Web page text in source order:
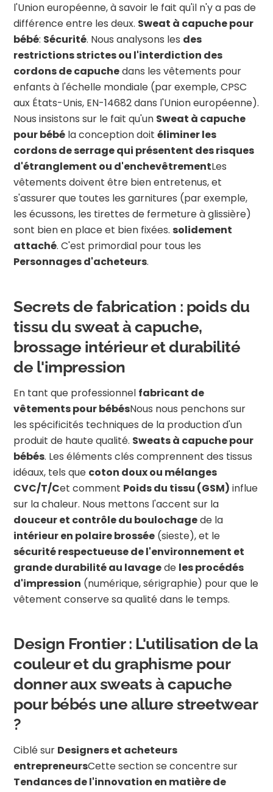
l'Union européenne, à savoir le fait qu'il n'y a pas de
différence entre les deux. Sweat à capuche pour
bébé: Sécurité. Nous analysons les des
restrictions strictes ou l'interdiction des
cordons de capuchedans les vêtements pour
enfants à l'échelle mondiale (par exemple, CPSC
aux États-Unis, EN-14682 dans l'Union européenne).
Nous insistons sur le fait qu'un Sweat à capuche
pour bébé la conception doitéliminer les
cordons de serrage qui présentent des risques
d'étranglement ou d'enchevêtrementLes
vêtements doivent être bien entretenus, et
s'assurer que toutes les garnitures (par exemple,
les écussons, les tirettes de fermeture à glissière)
sont bien en place et bien fixées. solidement
attaché. C'est primordial pour tous les
Personnages d'acheteurs.
Secrets de fabrication : poids du
tissu du sweat à capuche,
brossage intérieur et durabilité
de l'impression
En tant que professionnel fabricant de
vêtements pour bébésNous nous penchons sur
les spécificités techniques de la production d'un
produit de haute qualité. Sweats à capuche pour
bébés. Les éléments clés comprennent des tissus
idéaux, tels que coton doux ou mélanges
CVC/T/Cet comment Poids du tissu (GSM) influe
sur la chaleur. Nous mettons l'accent sur la
douceur et contrôle du boulochagede la
intérieur en polaire brossée (sieste), et le
sécurité respectueuse de l'environnement et
grande durabilité au lavagede les procédés
d'impression (numérique, sérigraphie) pour que le
vêtement conserve sa qualité dans le temps.
Design Frontier : L'utilisation de la
couleur et du graphisme pour
donner aux sweats à capuche
pour bébés une allure streetwear
?
Ciblé sur Designers et acheteurs
entrepreneursCette section se concentre sur
Tendances de l'innovation en matière de